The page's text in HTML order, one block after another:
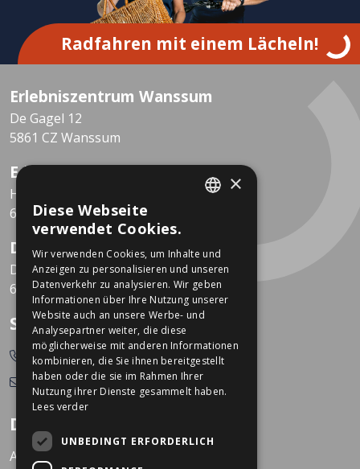
Radfahren mit einem Lächeln!
Erlebniszentrum Wanssum
De Gagel 12
5861 CZ Wanssum
E-bike Store Vlodrop
Herkenbosserweg 15
6063 NL Vlodrop
Dekkers Valkenburg
De Leeuwhof 7
6301 KZ Valkenburg
So erreichen Sie uns
0478-532166
info@dekkerstweewielers.nl
Dekkers Zweiräder
Arbeiten bei Dekkers
×
Diese Webseite
verwendet Cookies.
Wir verwenden Cookies, um Inhalte und
Anzeigen zu personalisieren und unseren
Datenverkehr zu analysieren. Wir geben
Informationen über Ihre Nutzung unserer
Website auch an unsere Werbe- und
Analysepartner weiter, die diese
möglicherweise mit anderen Informationen
kombinieren, die Sie ihnen bereitgestellt
haben oder die sie im Rahmen Ihrer
Nutzung ihrer Dienste gesammelt haben.
Lees verder
UNBEDINGT ERFORDERLICH